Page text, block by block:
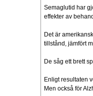
Semaglutid har
effekter av
Det är
tillstånd, jämfört
De såg ett brett
Enligt resultaten
Men också för